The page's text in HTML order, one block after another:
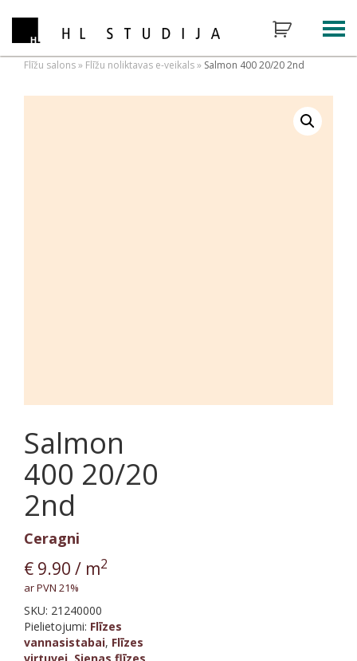
Flīžu salons» Flīžu noliktavas e-veikals» Salmon 400 20/20 2nd
Salmon
400 20/20
2nd
Ceragni
€ 9.90 / m2
ar PVN 21%
SKU: 21240000
Pielietojumi: Flīzes
vannasistabai, Flīzes